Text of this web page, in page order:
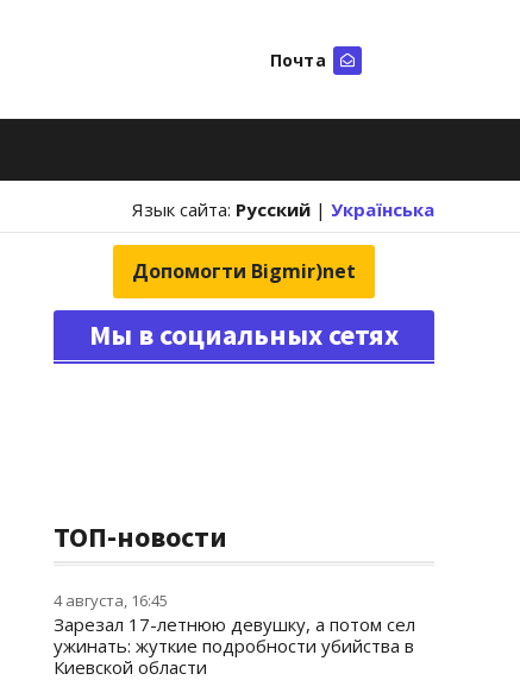
Почта
Язык сайта: Русский | Українська
Допомогти Bigmir)net
Мы в социальных сетях
ТОП-новости
4 августа, 16:45
Зарезал 17-летнюю девушку, а потом сел
ужинать: жуткие подробности убийства в
Киевской области